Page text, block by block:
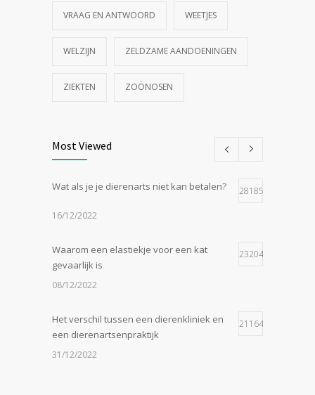
VRAAG EN ANTWOORD WEETJES
WELZIJN ZELDZAME AANDOENINGEN
ZIEKTEN ZOÖNOSEN
Most Viewed
Wat als je je dierenarts niet kan betalen? 28185
16/12/2022
Waarom een elastiekje voor een kat
gevaarlijk is
23204
08/12/2022
Het verschil tussen een dierenkliniek en
een dierenartsenpraktijk
21164
31/12/2022